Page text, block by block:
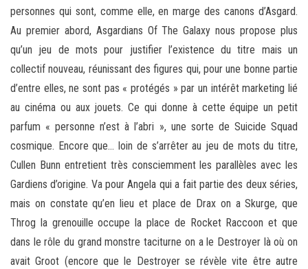
personnes qui sont, comme elle, en marge des canons d’Asgard.
Au premier abord, Asgardians Of The Galaxy nous propose plus
qu’un jeu de mots pour justifier l’existence du titre mais un
collectif nouveau, réunissant des figures qui, pour une bonne partie
d’entre elles, ne sont pas « protégés » par un intérêt marketing lié
au cinéma ou aux jouets. Ce qui donne à cette équipe un petit
parfum « personne n’est à l’abri », une sorte de Suicide Squad
cosmique. Encore que… loin de s’arrêter au jeu de mots du titre,
Cullen Bunn entretient très consciemment les parallèles avec les
Gardiens d’origine. Va pour Angela qui a fait partie des deux séries,
mais on constate qu’en lieu et place de Drax on a Skurge, que
Throg la grenouille occupe la place de Rocket Raccoon et que
dans le rôle du grand monstre taciturne on a le Destroyer là où on
avait Groot (encore que le Destroyer se révèle vite être autre